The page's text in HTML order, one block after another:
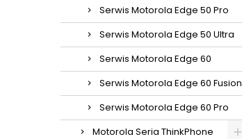
Serwis Motorola Edge 50 Pro
Serwis Motorola Edge 50 Ultra
Serwis Motorola Edge 60
Serwis Motorola Edge 60 Fusion
Serwis Motorola Edge 60 Pro
Motorola Seria ThinkPhone